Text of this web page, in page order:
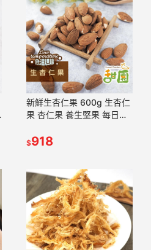
新鮮生杏仁果 600g 生杏仁
果 杏仁果 養生堅果 每日堅
原果 【甜園】
$918